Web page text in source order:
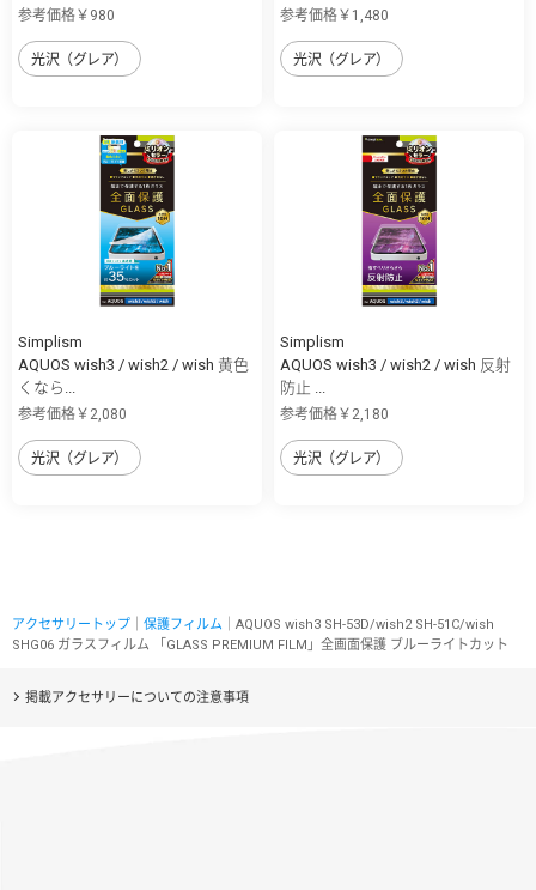
参考価格￥980
光沢（グレア）
参考価格￥1,480
光沢（グレア）
Simplism
AQUOS wish3 / wish2 / wish 黄色
くなら...
参考価格￥2,080
光沢（グレア）
Simplism
AQUOS wish3 / wish2 / wish 反射
防止 ...
参考価格￥2,180
光沢（グレア）
アクセサリートップ 保護フィルム ｜AQUOS wish3 SH-53D/wish2 SH-51C/wish
SHG06 ガラスフィルム 「GLASS PREMIUM FILM」全画面保護 ブルーライトカット
掲載アクセサリーについての注意事項